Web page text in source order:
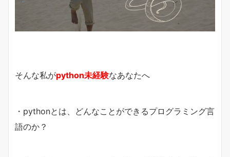
そんな私がpython未経験なあなたへ
・pythonとは、どんなことができるプログラミング言
語のか？